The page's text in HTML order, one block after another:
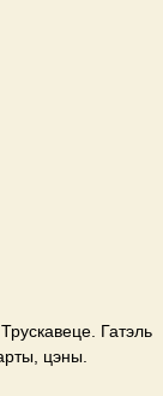
Гатэль
цэны.